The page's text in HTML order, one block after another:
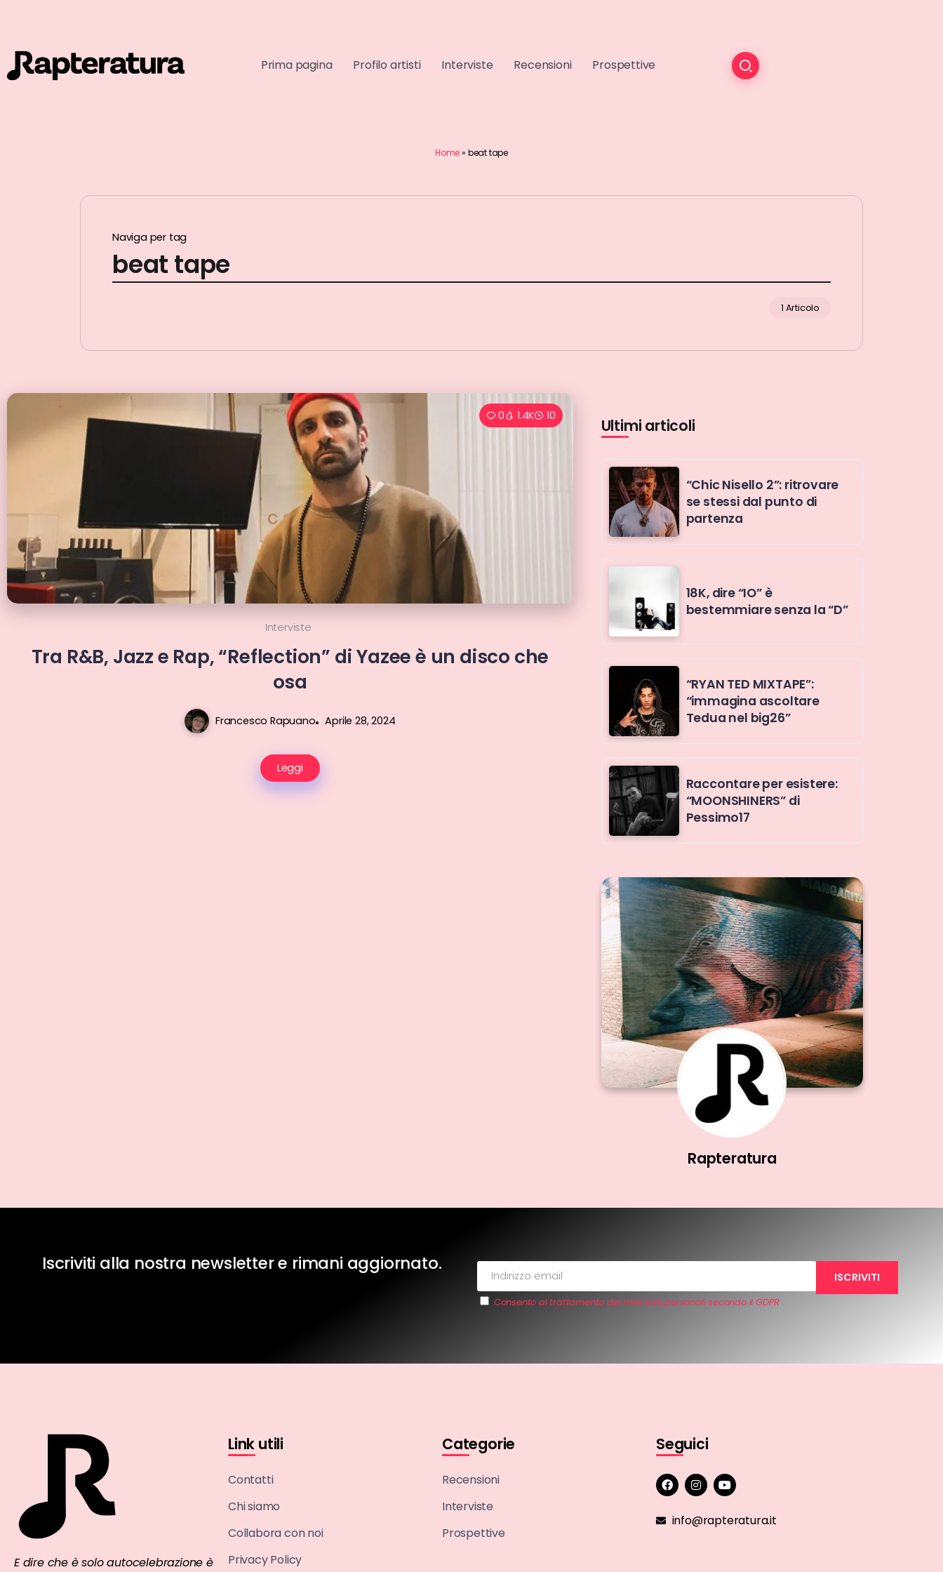
Prima pagina Profilo artisti Interviste Recensioni Prospettive
Home» beat tape
Naviga per tag
beat tape
1 Articolo
0 1.4K 10
Interviste
Tra R&B, Jazz e Rap, “Reflection” di Yazee è un disco che
osa
Francesco Rapuano Aprile 28, 2024
Leggi
Ultimi articoli
“Chic Nisello 2”: ritrovare
se stessi dal punto di
partenza
18K, dire “IO” è
bestemmiare senza la “D”
“RYAN TED MIXTAPE”:
“immagina ascoltare
Tedua nel big26”
Raccontare per esistere:
“MOONSHINERS” di
Pessimo17
Rapteratura
Iscriviti alla nostra newsletter e rimani aggiornato.
Consento al trattamento dei miei dati personali secondo il GDPR
E dire che è solo autocelebrazione è
Link utili
Contatti
Chi siamo
Collabora con noi
Privacy Policy
Categorie
Recensioni
Interviste
Prospettive
Seguici
info@rapteratura.it